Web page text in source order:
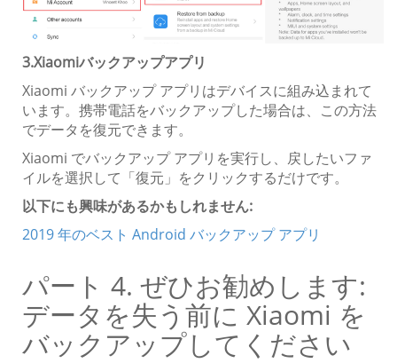
3.Xiaomiバックアップアプリ
Xiaomi バックアップ アプリはデバイスに組み込まれて
います。携帯電話をバックアップした場合は、この方法
でデータを復元できます。
Xiaomi でバックアップ アプリを実行し、戻したいファ
イルを選択して「復元」をクリックするだけです。
以下にも興味があるかもしれません:
2019 年のベスト Android バックアップ アプリ
パート 4. ぜひお勧めします:
データを失う前に Xiaomi を
バックアップしてください